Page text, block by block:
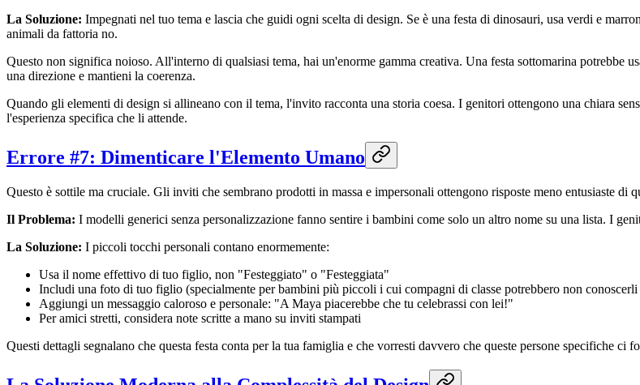
La Soluzione: Impegnati nel tuo tema e lascia che guidi ogni scelta di design. Se è una festa di dinosauri, usa verdi e
animali da fattoria no.
Questo non significa noioso. All'interno di qualsiasi tema, hai un'enorme gamma creativa. Una festa sottomarina
una direzione e mantieni la coerenza.
Quando gli elementi di design si allineano con il tema, l'invito racconta una storia coesa. I genitori ottengono una chiara
l'esperienza specifica che li attende.
Errore #7: Dimenticare l'Elemento Umano
Questo è sottile ma cruciale. Gli inviti che sembrano prodotti in massa e impersonali ottengono risposte meno entusiaste di
Il Problema: I modelli generici senza personalizzazione fanno sentire i bambini come solo un altro nome su una lista. I
La Soluzione: I piccoli tocchi personali contano enormemente:
Usa il nome effettivo di tuo figlio, non "Festeggiato" o "Festeggiata"
Includi una foto di tuo figlio (specialmente per bambini più piccoli i cui compagni di classe potrebbero non conoscerli
Aggiungi un messaggio caloroso e personale: "A Maya piacerebbe che tu celebrassi con lei!"
Per amici stretti, considera note scritte a mano su inviti stampati
Questi dettagli segnalano che questa festa conta per la tua famiglia e che vorresti davvero che queste persone specifiche ci